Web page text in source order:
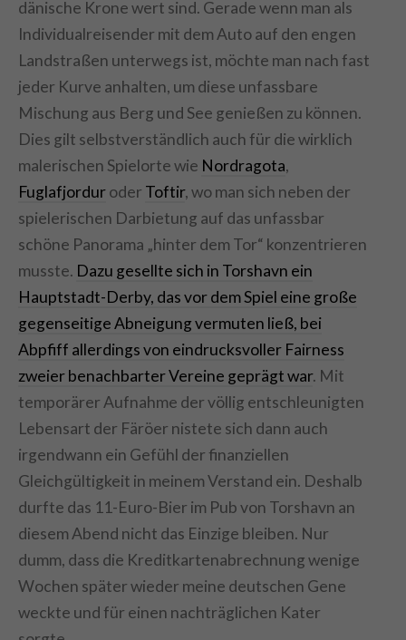
dänische Krone wert sind. Gerade wenn man als
Individualreisender mit dem Auto auf den engen
Landstraßen unterwegs ist, möchte man nach fast
jeder Kurve anhalten, um diese unfassbare
Mischung aus Berg und See genießen zu können.
Dies gilt selbstverständlich auch für die wirklich
malerischen Spielorte wie Nordragota,
Fuglafjorduroder Toftir, wo man sich neben der
spielerischen Darbietung auf das unfassbar
schöne Panorama „hinter dem Tor“ konzentrieren
musste. Dazu gesellte sich in Torshavn ein
Hauptstadt-Derby, das vor dem Spiel eine große
gegenseitige Abneigung vermuten ließ, bei
Abpfiff allerdings von eindrucksvoller Fairness
zweier benachbarter Vereine geprägt war. Mit
temporärer Aufnahme der völlig entschleunigten
Lebensart der Färöer nistete sich dann auch
irgendwann ein Gefühl der finanziellen
Gleichgültigkeit in meinem Verstand ein. Deshalb
durfte das 11-Euro-Bier im Pub von Torshavn an
diesem Abend nicht das Einzige bleiben. Nur
dumm, dass die Kreditkartenabrechnung wenige
Wochen später wieder meine deutschen Gene
weckte und für einen nachträglichen Kater